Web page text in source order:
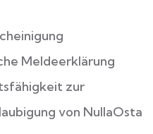
Meldeerklärung
zur
von NullaOsta